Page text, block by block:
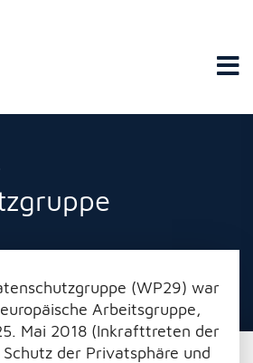
Liechtenstein
(WP29) war
Arbeitsgruppe,
Mai 2018 (Inkrafttreten der
Schutz der Privatsphäre und